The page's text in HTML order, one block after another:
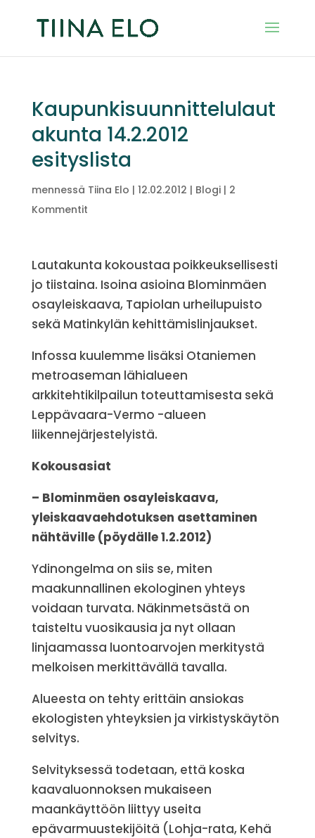
Kaupunkisuunnittelulaut
akunta 14.2.2012
esityslista
mennessä Tiina Elo | 12.02.2012 | Blogi| 2
Kommentit
Lautakunta kokoustaa poikkeuksellisesti
jo tiistaina. Isoina asioina Blominmäen
osayleiskaava, Tapiolan urheilupuisto
sekä Matinkylän kehittämislinjaukset.
Infossa kuulemme lisäksi Otaniemen
metroaseman lähialueen
arkkitehtikilpailun toteuttamisesta sekä
Leppävaara-Vermo -alueen
liikennejärjestelyistä.
Kokousasiat
– Blominmäen osayleiskaava,
yleiskaavaehdotuksen asettaminen
nähtäville (pöydälle 1.2.2012)
Ydinongelma on siis se, miten
maakunnallinen ekologinen yhteys
voidaan turvata. Näkinmetsästä on
taisteltu vuosikausia ja nyt ollaan
linjaamassa luontoarvojen merkitystä
melkoisen merkittävällä tavalla.
Alueesta on tehty erittäin ansiokas
ekologisten yhteyksien ja virkistyskäytön
selvitys.
Selvityksessä todetaan, että koska
kaavaluonnoksen mukaiseen
maankäyttöön liittyy useita
epävarmuustekijöitä (Lohja-rata, Kehä